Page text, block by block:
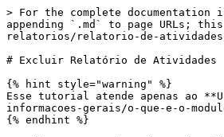
> For the complete
appending `.md` to page URLs;
relatorios/relatorio-de-
# Excluir Relatório de Atividades
{% hint style="warning" %}
Esse tutorial atende apenas ao
informacoes-gerais/o-que-e-o-
{% endhint %}